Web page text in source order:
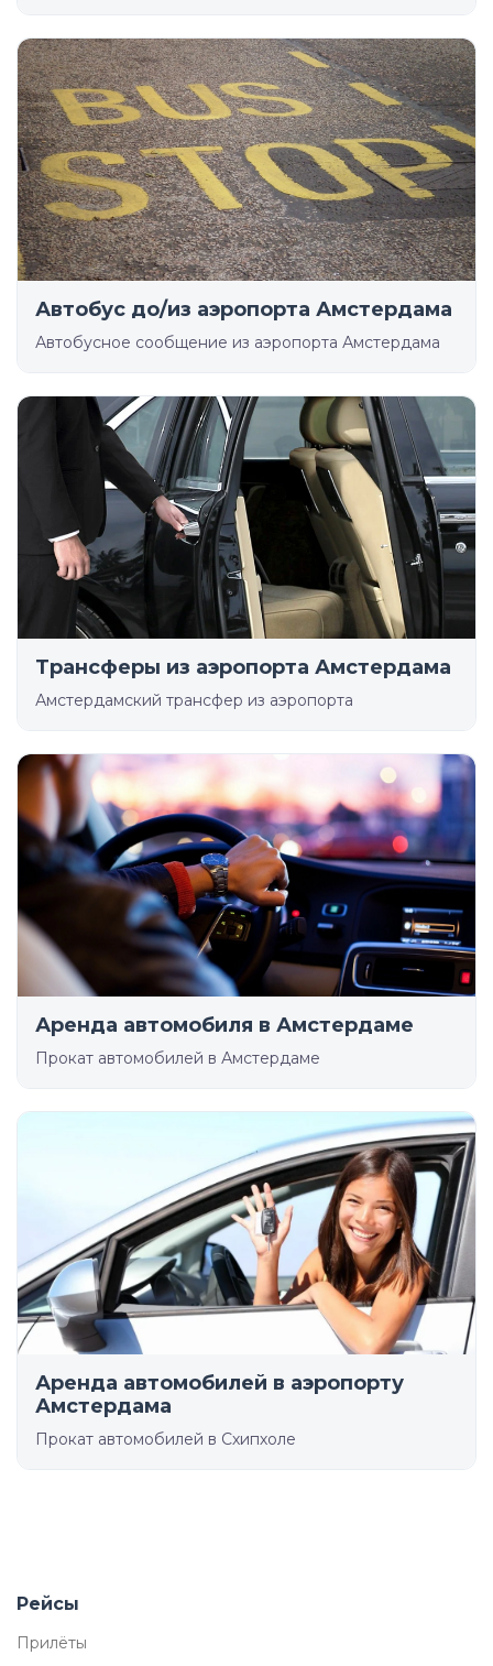
Автобус до/из аэропорта Амстердама
Автобусное сообщение из аэропорта Амстердама
Трансферы из аэропорта Амстердама
Амстердамский трансфер из аэропорта
Аренда автомобиля в Амстердаме
Прокат автомобилей в Амстердаме
Аренда автомобилей в аэропорту
Амстердама
Прокат автомобилей в Схипхоле
Рейсы
Прилёты